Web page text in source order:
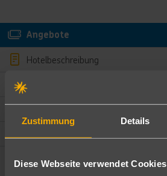
Zustimmung Details
Diese Webseite verwendet Cookies
Angebote
Hotelbeschreibung
Bewertungen